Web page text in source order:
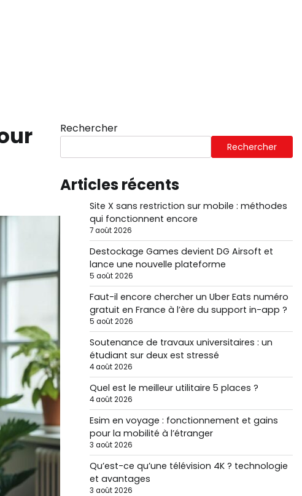
Rechercher
Rechercher
Articles récents
Site X sans restriction sur mobile : méthodes
qui fonctionnent encore
7 août 2026
Destockage Games devient DG Airsoft et
lance une nouvelle plateforme
5 août 2026
Faut-il encore chercher un Uber Eats numéro
gratuit en France à l’ère du support in-app ?
5 août 2026
Soutenance de travaux universitaires : un
étudiant sur deux est stressé
4 août 2026
Quel est le meilleur utilitaire 5 places ?
4 août 2026
Esim en voyage : fonctionnement et gains
pour la mobilité à l’étranger
3 août 2026
Qu’est-ce qu’une télévision 4K ? technologie
et avantages
3 août 2026